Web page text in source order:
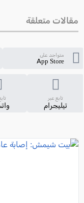
مقالات متعلقة
متواجد على
App Store
تابع عبر
تيليجرام